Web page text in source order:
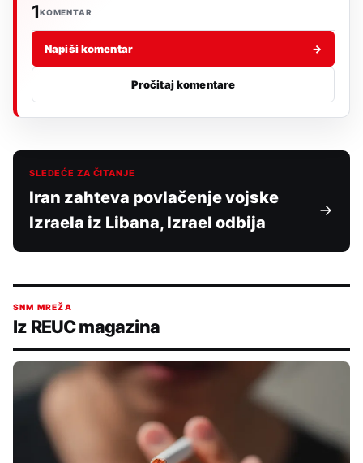
1KOMENTAR
Napiši komentar →
Pročitaj komentare
SLEDEĆE ZA ČITANJE
Iran zahteva povlačenje vojske
Izraela iz Libana, Izrael odbija
SNM MREŽA
Iz REUC magazina